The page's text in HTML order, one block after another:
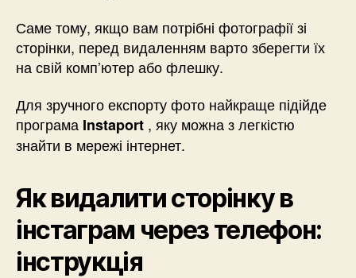
Саме тому, якщо вам потрібні фотографії зі
сторінки, перед видаленням варто зберегти їх
на свій комп’ютер або флешку.
Для зручного експорту фото найкраще підійде
програма Instaport , яку можна з легкістю
знайти в мережі інтернет.
Як видалити сторінку в
інстаграм через телефон:
інструкція